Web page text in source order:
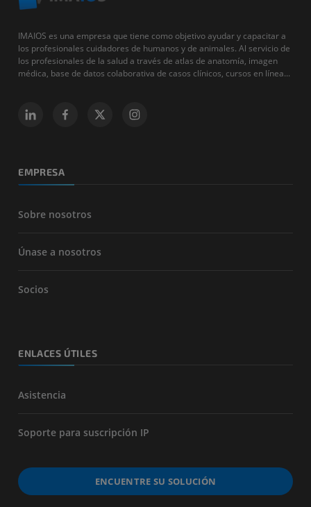
IMAIOS es una empresa que tiene como objetivo ayudar y capacitar a
los profesionales cuidadores de humanos y de animales. Al servicio de
los profesionales de la salud a través de atlas de anatomía, imagen
médica, base de datos colaborativa de casos clínicos, cursos en línea...
EMPRESA
Sobre nosotros
Únase a nosotros
Socios
ENLACES ÚTILES
Asistencia
Soporte para suscripción IP
ENCUENTRE SU SOLUCIÓN